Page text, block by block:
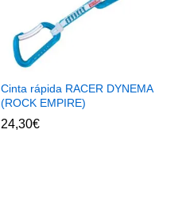
Cinta rápida RACER DYNEMA
(ROCK EMPIRE)
24,30€